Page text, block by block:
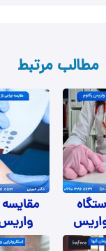
مطالب مرتبط
مقایسه
واریس